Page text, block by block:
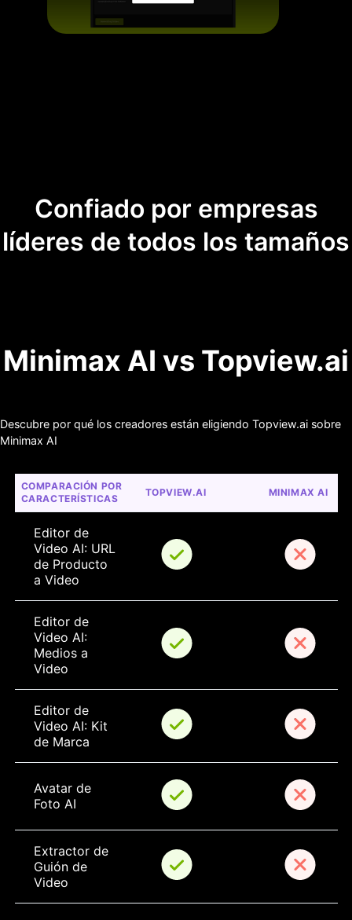
Confiado por empresas
líderes de todos los tamaños
Minimax AI vs Topview.ai
Descubre por qué los creadores están eligiendo Topview.ai sobre
Minimax AI
COMPARACIÓN POR
CARACTERÍSTICAS
TOPVIEW.AI MINIMAX AI
Editor de
Video AI: URL
de Producto
a Video
Editor de
Video AI:
Medios a
Video
Editor de
Video AI: Kit
de Marca
Avatar de
Foto AI
Extractor de
Guión de
Video